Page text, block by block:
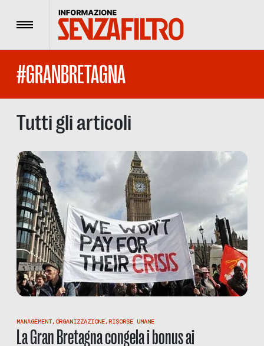
Menu
#GRANBRETAGNA
Tutti gli articoli
MANAGEMENT,ORGANIZZAZIONE,RISORSE UMANE
La Gran Bretagna congela i bonus ai